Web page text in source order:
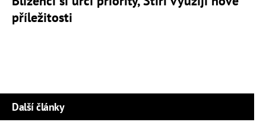
příležitosti
Další články